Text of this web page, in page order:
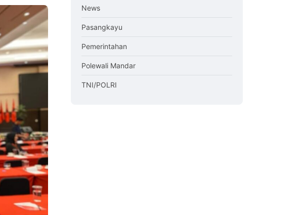
News
Pasangkayu
Pemerintahan
Polewali Mandar
TNI/POLRI